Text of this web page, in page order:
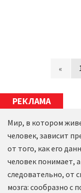
«
РЕКЛАМА
Мир, в котором
человек, зависит
от того, как его
человек понимает, а
следовательно, от
мозга: сообразно с